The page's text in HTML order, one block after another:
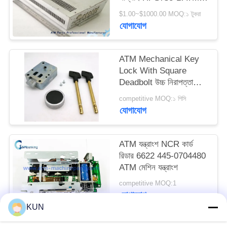
PRIVACY
POLICY
ATM অংশ
$1.00~$1000.00 MOQ:১ টুকরা
যোগাযোগ
ATM Mechanical Key
Lock With Square
Deadbolt উচ্চ নিরাপত্তা
ATM মেশিন
competitive MOQ:১ পিসি
যোগাযোগ
ATM যন্ত্রাংশ NCR কার্ড
রিডার 6622 445-0704480
ATM মেশিন যন্ত্রাংশ
competitive MOQ:1
যোগাযোগ
KUN